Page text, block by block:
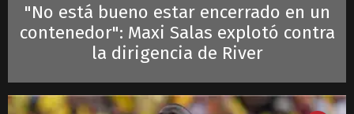
"No está bueno estar encerrado en un
contenedor": Maxi Salas explotó contra
la dirigencia de River